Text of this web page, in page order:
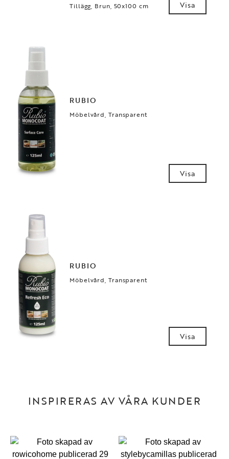
Tillägg, Brun, 50x100 cm Visa
RUBIO
Möbelvård, Transparent
Visa
RUBIO
Möbelvård, Transparent
Visa
INSPIRERAS AV VÅRA KUNDER